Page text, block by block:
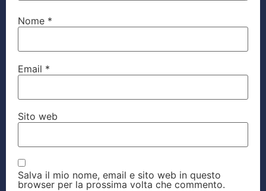
Nome *
Email *
Sito web
Salva il mio nome, email e sito web in questo
browser per la prossima volta che commento.